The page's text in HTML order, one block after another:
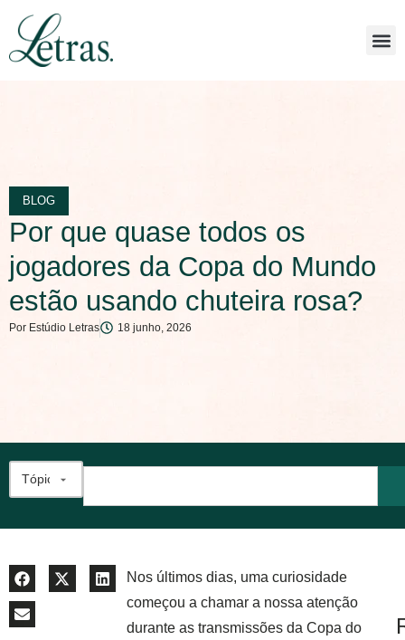
BLOG
Por que quase todos os
jogadores da Copa do Mundo
estão usando chuteira rosa?
Por Estúdio Letras 18 junho, 2026
Nos últimos dias, uma curiosidade
começou a chamar a nossa atenção
durante as transmissões da Copa do